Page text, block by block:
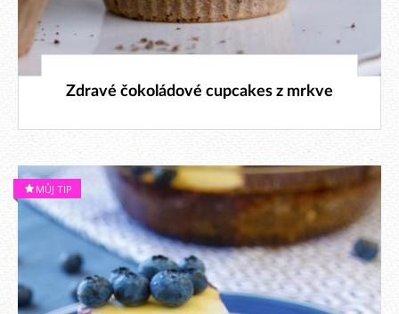
4. 9. 2024
Zdravé čokoládové cupcakes z mrkve
MŮJ TIP